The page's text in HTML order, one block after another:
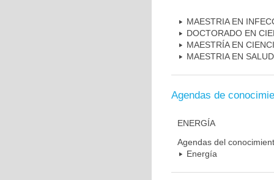
MAESTRIA EN
DOCTORADO EN
MAESTRÍA EN
MAESTRIA EN
Agendas de
ENERGÍA
Agendas del
Energía